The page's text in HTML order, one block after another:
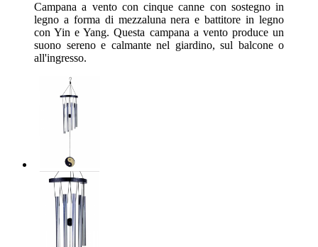
Campana a vento con cinque canne con sostegno in
legno a forma di mezzaluna nera e battitore in legno
con Yin e Yang. Questa campana a vento produce un
suono sereno e calmante nel giardino, sul balcone o
all'ingresso.